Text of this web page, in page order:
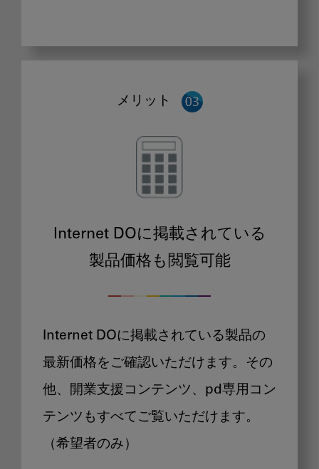
メリット
Internet DOに掲載されている
製品価格も閲覧可能
Internet DOに掲載されている製品の
最新価格をご確認いただけます。その
他、開業支援コンテンツ、pd専用コン
テンツもすべてご覧いただけます。
（希望者のみ）